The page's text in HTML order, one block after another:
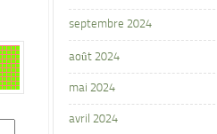
septembre 2024
août 2024
mai 2024
avril 2024